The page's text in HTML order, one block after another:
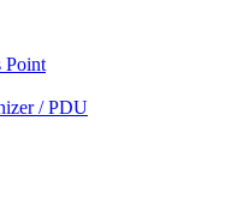
Point
/ PDU